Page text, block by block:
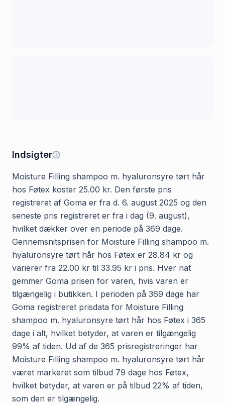
Indsigter
Moisture Filling shampoo m. hyaluronsyre tørt hår
hos Føtex koster 25.00 kr. Den første pris
registreret af Goma er fra d. 6. august 2025 og den
seneste pris registreret er fra i dag (9. august),
hvilket dækker over en periode på 369 dage.
Gennemsnitsprisen for Moisture Filling shampoo m.
hyaluronsyre tørt hår hos Føtex er 28.84 kr og
varierer fra 22.00 kr til 33.95 kr i pris. Hver nat
gemmer Goma prisen for varen, hvis varen er
tilgængelig i butikken. I perioden på 369 dage har
Goma registreret prisdata for Moisture Filling
shampoo m. hyaluronsyre tørt hår hos Føtex i 365
dage i alt, hvilket betyder, at varen er tilgængelig
99% af tiden. Ud af de 365 prisregistreringer har
Moisture Filling shampoo m. hyaluronsyre tørt hår
været markeret som tilbud 79 dage hos Føtex,
hvilket betyder, at varen er på tilbud 22% af tiden,
som den er tilgængelig.